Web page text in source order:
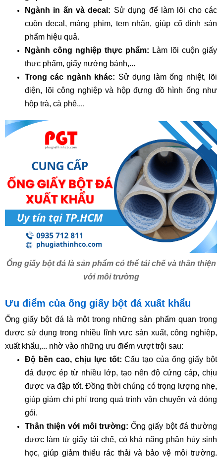
Ngành in ấn và decal: Sử dụng để làm lõi cho các
cuộn decal, màng phim, tem nhãn, giúp cố định sản
phẩm hiệu quả.
Ngành công nghiệp thực phẩm: Làm lõi cuộn giấy
thực phẩm, giấy nướng bánh,...
Trong các ngành khác: Sử dụng làm ống nhiệt, lõi
điện, lõi công nghiệp và hộp đựng đồ hình ống như
hộp trà, cà phê,...
Ống giấy bột đá là sản phẩm có thể tái chế và thân thiện
với môi trường
Ưu điểm của ống giấy bột đá xuất khẩu
Ống giấy bột đá là một trong những sản phẩm quan trọng
được sử dụng trong nhiều lĩnh vực sản xuất, công nghiệp,
xuất khẩu,... nhờ vào những ưu điểm vượt trội sau:
Độ bền cao, chịu lực tốt: Cấu tạo của ống giấy bột
đá được ép từ nhiều lớp, tạo nên độ cứng cáp, chịu
được va đập tốt. Đồng thời chúng có trọng lượng nhẹ,
giúp giảm chi phí trong quá trình vận chuyển và đóng
gói.
Thân thiện với môi trường: Ống giấy bột đá thường
được làm từ giấy tái chế, có khả năng phân hủy sinh
học, giúp giảm thiểu rác thải và bảo vệ môi trường.